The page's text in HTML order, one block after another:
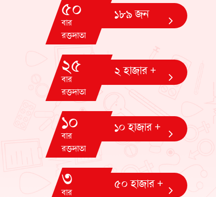
৫০
বার
রক্তদাতা
১৮৯ জন
২৫
বার
রক্তদাতা
২ হাজার +
১০
বার
রক্তদাতা
১০ হাজার +
৩
বার
৫০ হাজার +